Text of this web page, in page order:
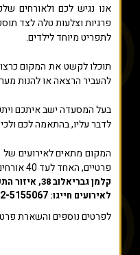
אנו נגיש לכם ולאורחים
פרגיות וצלעות טלה לצד
לתפריט מיוחד לילדים.
תוכלו לקשט את המקום
להעביר הרצאה או להנות
בעל המסעדה ישב איתכם
לדבר עליו, בהתאמה לכם
פרטיים, האחד לעד 40 אורחים והשני לעד 70 אורחים.
קלמן גבריאלוב 38, איזור התעשיה, רחובות
לאירועים חייגו: 5155067
לפרטים נוספים והשארת